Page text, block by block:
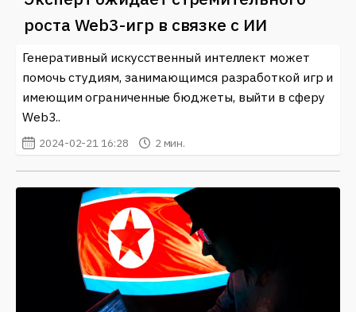
роста Web3-игр в связке с ИИ
Генеративный искусственный интеллект может
помочь студиям, занимающимся разработкой игр и
имеющим ограниченные бюджеты, выйти в сферу
Web3..
2024-02-21 16:28 2 мин.